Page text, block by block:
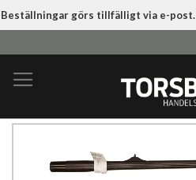
Beställningar görs tillfälligt via e-post.
till
innehållet